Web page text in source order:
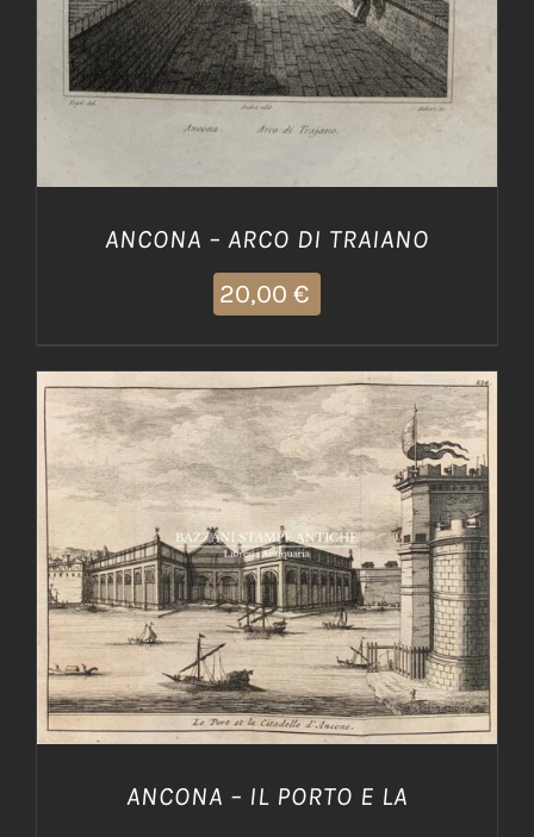
ANCONA – ARCO DI TRAIANO
20,00 €
AGGIUNGI AL CARRELLO / DETTAGLI
ANCONA – IL PORTO E LA